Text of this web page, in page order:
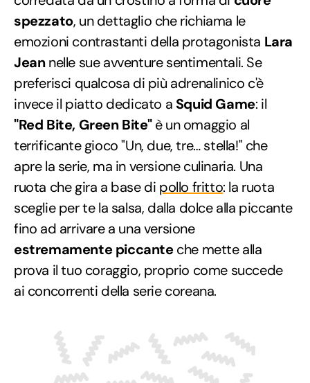
spezzato, un dettaglio che richiama le
emozioni contrastanti della protagonista Lara
Jeannelle sue avventure sentimentali. Se
preferisci qualcosa di più adrenalinico c'è
invece il piatto dedicato a Squid Game: il
"Red Bite, Green Bite"è un omaggio al
terrificante gioco "Un, due, tre… stella!" che
apre la serie, ma in versione culinaria. Una
ruota che gira a base di pollo fritto: la ruota
sceglie per te la salsa, dalla dolce alla piccante
fino ad arrivare a una versione
estremamente piccanteche mette alla
prova il tuo coraggio, proprio come succede
ai concorrenti della serie coreana.